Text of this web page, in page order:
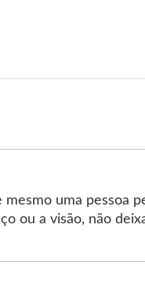
uma pessoa
ou a visão, não